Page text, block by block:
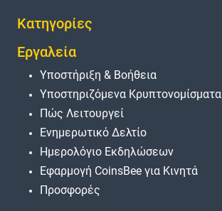
Κατηγορίες
Εργαλεία
Υποστήριξη & Βοήθεια
Υποστηριζόμενα Κρυπτονομίσματα
Πώς Λειτουργεί
Ενημερωτικό Δελτίο
Ημερολόγιο Εκδηλώσεων
Εφαρμογή CoinsBee για Κινητά
Προσφορές